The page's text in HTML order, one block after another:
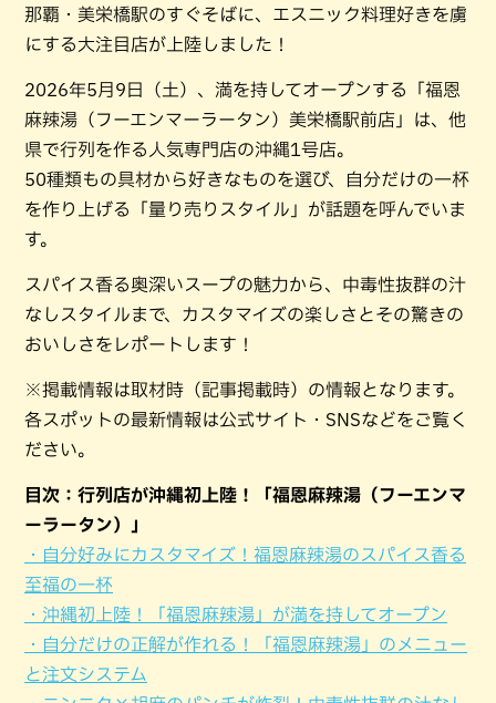
那覇・美栄橋駅のすぐそばに、エスニック料理好きを虜
にする大注目店が上陸しました！
2026年5月9日（土）、満を持してオープンする「福恩
麻辣湯（フーエンマーラータン）美栄橋駅前店」は、他
県で行列を作る人気専門店の沖縄1号店。
50種類もの具材から好きなものを選び、自分だけの一杯
を作り上げる「量り売りスタイル」が話題を呼んでいま
す。
スパイス香る奥深いスープの魅力から、中毒性抜群の汁
なしスタイルまで、カスタマイズの楽しさとその驚きの
おいしさをレポートします！
※掲載情報は取材時（記事掲載時）の情報となります。
各スポットの最新情報は公式サイト・SNSなどをご覧く
ださい。
目次：行列店が沖縄初上陸！「福恩麻辣湯（フーエンマ
ーラータン）」
・自分好みにカスタマイズ！福恩麻辣湯のスパイス香る
至福の一杯
・沖縄初上陸！「福恩麻辣湯」が満を持してオープン
・自分だけの正解が作れる！「福恩麻辣湯」のメニュー
と注文システム